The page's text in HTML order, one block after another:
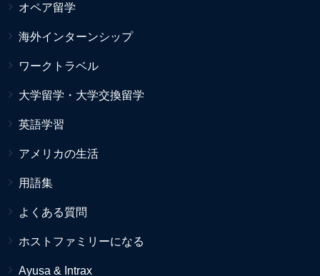
オペア留学
海外インターンシップ
ワークトラベル
大学留学・大学交換留学
英語学習
アメリカの生活
用語集
よくある質問
ホストファミリーになる
Ayusa & Intrax